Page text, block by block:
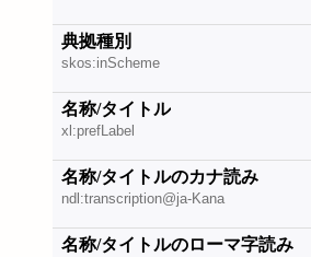
典拠種別
skos:inScheme
名称/タイトル
xl:prefLabel
名称/タイトルのカナ読み
ndl:transcription@ja-Kana
名称/タイトルのローマ字読み